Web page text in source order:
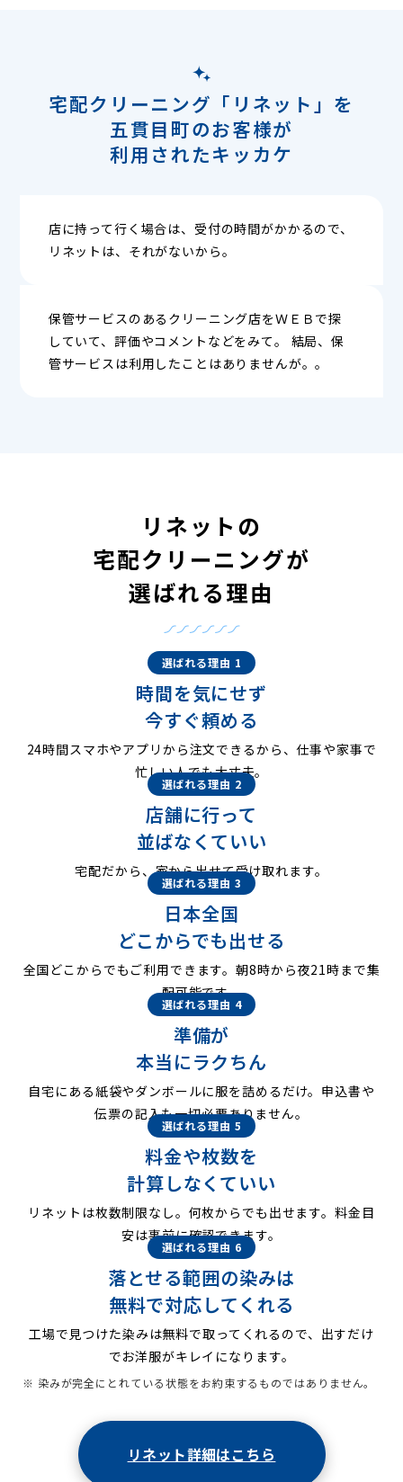
宅配クリーニング「リネット」を
五貫目町のお客様が
利用されたキッカケ
店に持って行く場合は、受付の時間がかかるので、
リネットは、それがないから。
保管サービスのあるクリーニング店をＷＥＢで探
していて、評価やコメントなどをみて。 結局、保
管サービスは利用したことはありませんが。。
リネットの
宅配クリーニングが
選ばれる理由
選ばれる理由 1
時間を気にせず
今すぐ頼める
24時間スマホやアプリから注文できるから、仕事や家事で
忙しい人でも大丈夫。
選ばれる理由 2
店舗に行って
並ばなくていい
宅配だから、家から出せて受け取れます。
選ばれる理由 3
日本全国
どこからでも出せる
全国どこからでもご利用できます。朝8時から夜21時まで集
配可能です。
選ばれる理由 4
準備が
本当にラクちん
自宅にある紙袋やダンボールに服を詰めるだけ。申込書や
伝票の記入も一切必要ありません。
選ばれる理由 5
料金や枚数を
計算しなくていい
リネットは枚数制限なし。何枚からでも出せます。料金目
安は事前に確認できます。
選ばれる理由 6
落とせる範囲の染みは
無料で対応してくれる
工場で見つけた染みは無料で取ってくれるので、出すだけ
でお洋服がキレイになります。
※ 染みが完全にとれている状態をお約束するものではありません。
リネット詳細はこちら